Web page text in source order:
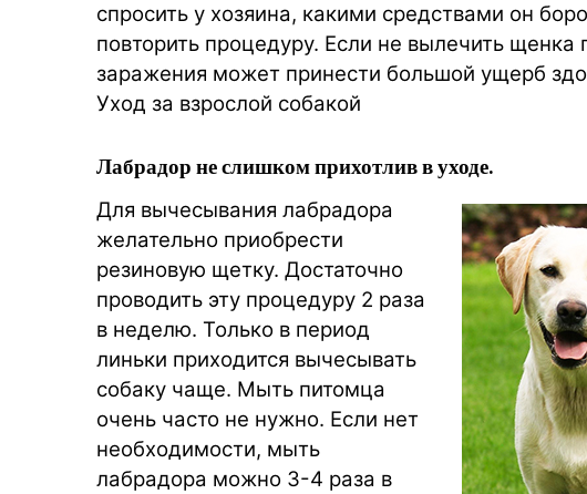
спросить у хозяина, какими средствами он
повторить процедуру. Если не вылечить
заражения может принести большой ущерб
Уход за взрослой собакой
Лабрадор не слишком прихотлив в уходе.
Для вычесывания лабрадора
желательно приобрести
резиновую щетку. Достаточно
проводить эту процедуру 2 раза
в неделю. Только в период
линьки приходится вычесывать
собаку чаще. Мыть питомца
очень часто не нужно. Если нет
необходимости, мыть
лабрадора можно 3-4 раза в